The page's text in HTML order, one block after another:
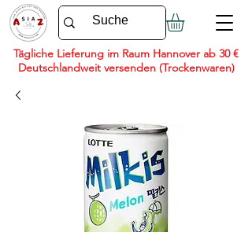
Tägliche Lieferung im Raum Hannover ab 30 €
Deutschlandweit versenden (Trockenwaren)